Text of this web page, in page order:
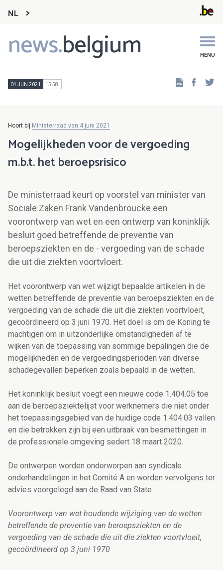
NL
news.belgium MENU
Main
navigation
04 JUN 2021 15:58
Hoort bij Ministerraad van 4 juni 2021
Mogelijkheden voor de vergoeding
m.b.t. het beroepsrisico
De ministerraad keurt op voorstel van minister van
Sociale Zaken Frank Vandenbroucke een
voorontwerp van wet en een ontwerp van koninklijk
besluit goed betreffende de preventie van
beroepsziekten en de - vergoeding van de schade
die uit die ziekten voortvloeit.
Het voorontwerp van wet wijzigt bepaalde artikelen in de
wetten betreffende de preventie van beroepsziekten en de
vergoeding van de schade die uit die ziekten voortvloeit,
gecoördineerd op 3 juni 1970. Het doel is om de Koning te
machtigen om in uitzonderlijke omstandigheden af te
wijken van de toepassing van sommige bepalingen die de
mogelijkheden en de vergoedingsperioden van diverse
schadegevallen beperken zoals bepaald in de wetten.
Het koninklijk besluit voegt een nieuwe code 1.404.05 toe
aan de beroepsziektelijst voor werknemers die niet onder
het toepassingsgebied van de huidige code 1.404.03 vallen
en die betrokken zijn bij een uitbraak van besmettingen in
de professionele omgeving sedert 18 maart 2020.
De ontwerpen worden onderworpen aan syndicale
onderhandelingen in het Comité A en worden vervolgens ter
advies voorgelegd aan de Raad van State.
Voorontwerp van wet houdende wijziging van de wetten
betreffende de preventie van beroepsziekten en de
vergoeding van de schade die uit die ziekten voortvloeit,
gecoördineerd op 3 juni 1970